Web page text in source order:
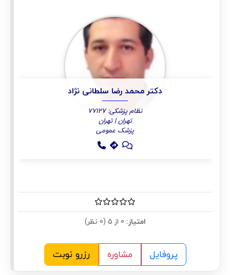
دکتر محمد رضا سلطانی نژاد
نظام پزشکی: 77127
تهران | تهران
پزشک عمومی
امتیاز:
پروفایل مشاوره رزرو نوبت